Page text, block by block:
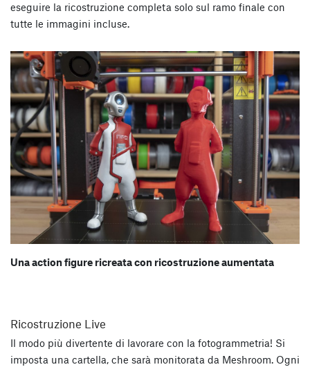
eseguire la ricostruzione completa solo sul ramo finale con
tutte le immagini incluse.
Una action figure ricreata con ricostruzione aumentata
Ricostruzione Live
Il modo più divertente di lavorare con la fotogrammetria! Si
imposta una cartella, che sarà monitorata da Meshroom. Ogni